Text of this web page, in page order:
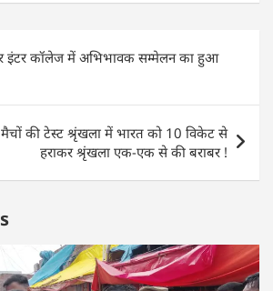
k
e
dI
n
ar
e
इंटर कॉलेज में अभिभावक सम्मेलन का हुआ
मैचों की टेस्ट श्रृंखला में भारत को 10 विकेट से
हराकर श्रृंखला एक-एक से की बराबर !